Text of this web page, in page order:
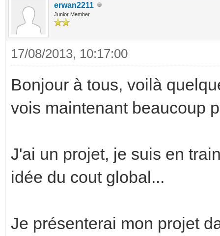
erwan2211
Junior Member
17/08/2013, 10:17:00
Bonjour à tous, voilà
vois maintenant beaucoup
J'ai un projet, je suis en
idée du cout global...
Je présenterai mon projet